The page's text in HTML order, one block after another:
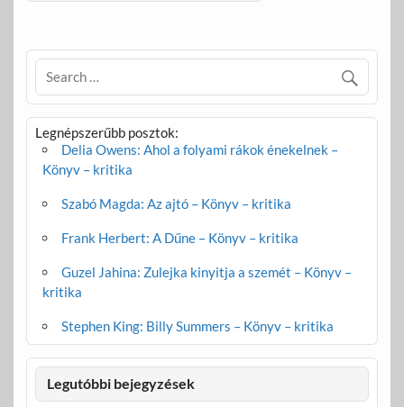
Legnépszerűbb posztok:
Delia Owens: Ahol a folyami rákok énekelnek –
Könyv – kritika
Szabó Magda: Az ajtó – Könyv – kritika
Frank Herbert: A Dűne – Könyv – kritika
Guzel Jahina: Zulejka kinyitja a szemét – Könyv –
kritika
Stephen King: Billy Summers – Könyv – kritika
Legutóbbi bejegyzések